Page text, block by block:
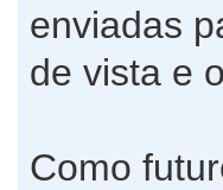
enviadas
de vista e
Como